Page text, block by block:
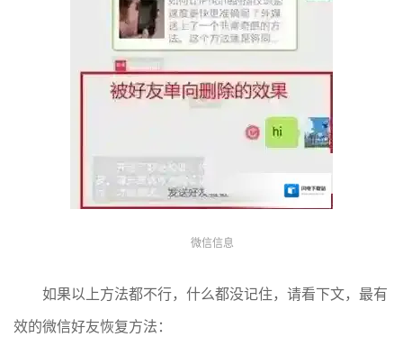
微信信息
如果以上方法都不行，什么都没记住，请看下文，最有
效的微信好友恢复方法：